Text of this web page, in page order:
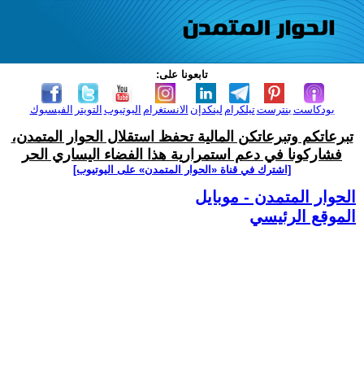
تابعونا على:
الفيسبوك التويتر اليوتيوب الانستغرام لينكدإن تيلكرامبنترست بودكاست
تبرعاتكم وتبرعاتكن المالية تحفظ استقلال الحوار المتمدن،
فشاركونا في دعم استمرارية هذا الفضاء اليساري الحر
[اشترك في قناة ‫«الحوار المتمدن» على اليوتيوب]
الحوار المتمدن - موبايل
الموقع الرئيسي